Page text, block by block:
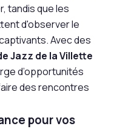
tandis que les
d'observer le
Avec des
Jazz de la Villette
d’opportunités
des rencontres
pour vos